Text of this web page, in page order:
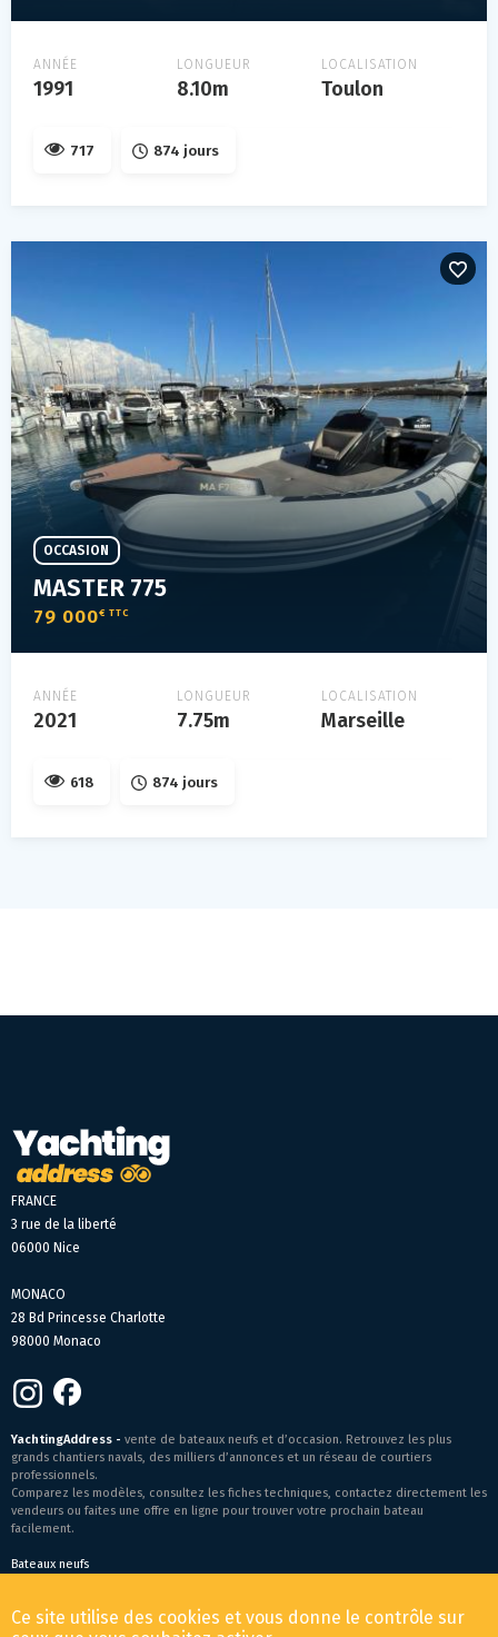
ANNÉE
1991
LONGUEUR
8.10m
LOCALISATION
Toulon
717 874 jours
MASTER 775
79 000€ TTC
OCCASION
ANNÉE
2021
LONGUEUR
7.75m
LOCALISATION
Marseille
618 874 jours
FRANCE
3 rue de la liberté
06000 Nice
MONACO
28 Bd Princesse Charlotte
98000 Monaco
YachtingAddress - vente de bateaux neufs et d’occasion. Retrouvez les plus
grands chantiers navals, des milliers d’annonces et un réseau de courtiers
professionnels.
Comparez les modèles, consultez les fiches techniques, contactez directement les
vendeurs ou faites une offre en ligne pour trouver votre prochain bateau
facilement.
Bateaux neufs
© 2026 YachtingAddress.com
Ce site utilise des cookies et vous donne le contrôle sur